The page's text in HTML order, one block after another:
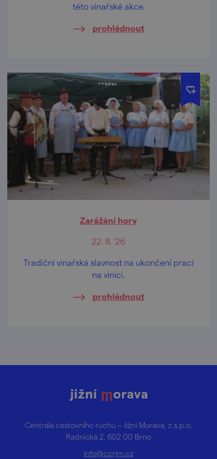
této vinařské akce.
prohlédnout
Zarážání hory
22. 8. '26
Tradiční vinařská slavnost na ukončení prací
na vinici.
prohlédnout
Centrála cestovního ruchu – Jižní Morava, z.s.p.o.
Radnická 2, 602 00 Brno
info@ccrjm.cz